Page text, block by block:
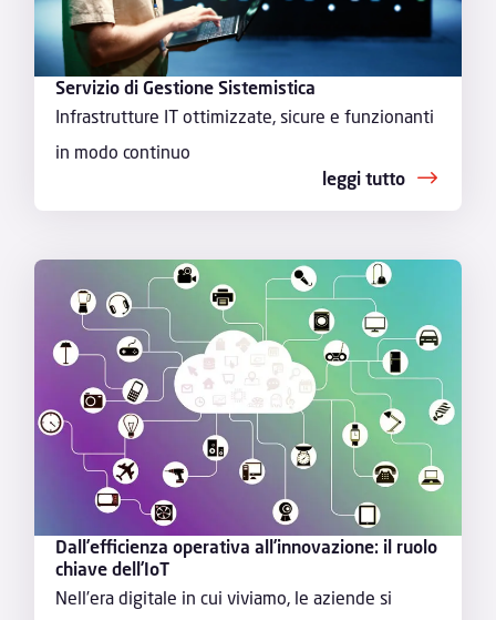
Servizio di Gestione Sistemistica
Infrastrutture IT ottimizzate, sicure e funzionanti
in modo continuo
leggi tutto
Dall’efficienza operativa all’innovazione: il ruolo
chiave dell’IoT
Nell’era digitale in cui viviamo, le aziende si